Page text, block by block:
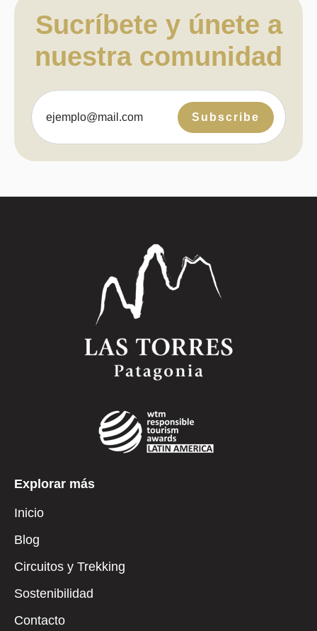
Sucríbete y únete a
nuestra comunidad
Explorar más
Inicio
Blog
Circuitos y Trekking
Sostenibilidad
Contacto